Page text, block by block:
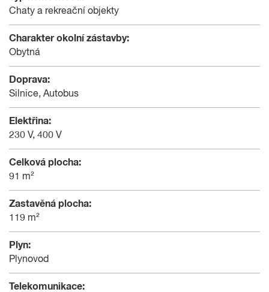
Chaty a rekreační objekty
Charakter okolní zástavby:
Obytná
Doprava:
Silnice, Autobus
Elektřina:
230 V, 400 V
Celková plocha:
91 m²
Zastavěná plocha:
119 m²
Plyn:
Plynovod
Telekomunikace: